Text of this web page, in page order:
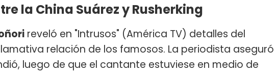
la China Suárez y Rusherking
reveló en "Intrusos" (América TV) detalles del
relación de los famosos. La periodista aseguró
luego de que el cantante estuviese en medio de